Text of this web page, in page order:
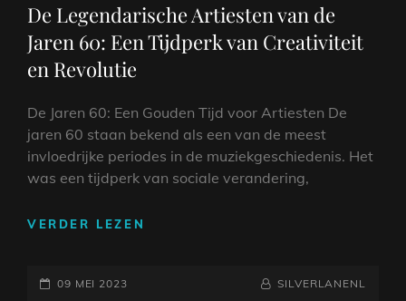
De Legendarische Artiesten van de
Jaren 60: Een Tijdperk van Creativiteit
en Revolutie
De Jaren 60: Een Gouden Tijd voor Artiesten De
jaren 60 staan bekend als een van de meest
invloedrijke periodes in de muziekgeschiedenis. Het
was een tijdperk van sociale verandering,
VERDER LEZEN
GEPLAATST
09 MEI 2023 NAAMREGEL
BYLINE
SILVERLANENL